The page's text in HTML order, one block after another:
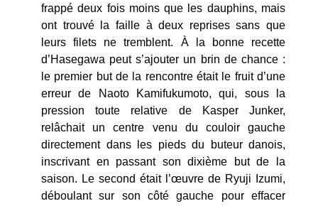
frappé deux fois moins que les dauphins, mais
ont trouvé la faille à deux reprises sans que
leurs filets ne tremblent. À la bonne recette
d’Hasegawa peut s’ajouter un brin de chance :
le premier but de la rencontre était le fruit d’une
erreur de Naoto Kamifukumoto, qui, sous la
pression toute relative de Kasper Junker,
relâchait un centre venu du couloir gauche
directement dans les pieds du buteur danois,
inscrivant en passant son dixième but de la
saison. Le second était l’œuvre de Ryuji Izumi,
déboulant sur son côté gauche pour effacer